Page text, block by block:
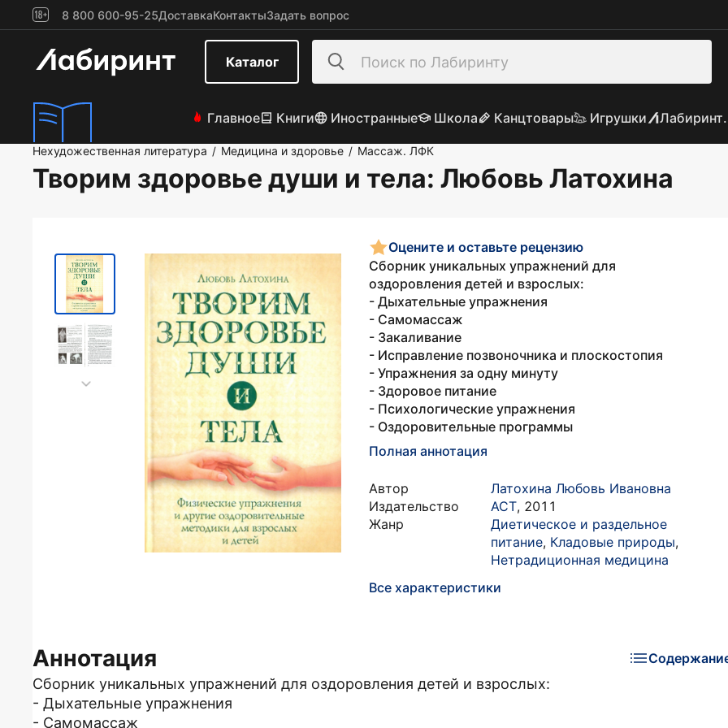
8 800 600-95-25ДоставкаКонтактыЗадать вопрос
Каталог
Главное Книги Иностранные Школа Канцтовары Игрушки
Нехудожественная литература / Медицина и здоровье / Массаж. ЛФК
Творим здоровье души и тела: Любовь Латохина
Оцените и оставьте рецензию
Сборник уникальных упражнений для
оздоровления детей и взрослых:
- Дыхательные упражнения
- Самомассаж
- Закаливание
- Исправление позвоночника и плоскостопия
- Упражнения за одну минуту
- Здоровое питание
- Психологические упражнения
- Оздоровительные программы
Полная аннотация
Автор
Латохина Любовь Ивановна
Издательство
АСТ, 2011
Жанр
Диетическое и раздельное
питание, Кладовые природы,
Нетрадиционная медицина
Все характеристики
Аннотация
Сборник уникальных упражнений для оздоровления детей и взрослых:
- Дыхательные упражнения
- Самомассаж